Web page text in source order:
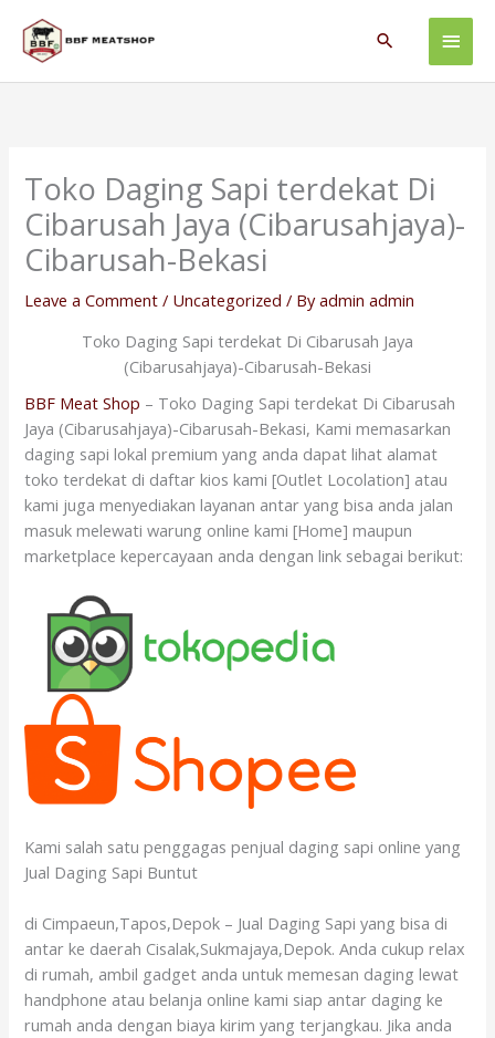
content
Main
Search
Toko Daging Sapi terdekat Di
Cibarusah Jaya (Cibarusahjaya)-
Cibarusah-Bekasi
Leave a Comment / Uncategorized / Byadmin admin
Toko Daging Sapi terdekat Di Cibarusah Jaya
(Cibarusahjaya)-Cibarusah-Bekasi
BBF Meat Shop – Toko Daging Sapi terdekat Di Cibarusah
Jaya (Cibarusahjaya)-Cibarusah-Bekasi, Kami memasarkan
daging sapi lokal premium yang anda dapat lihat alamat
toko terdekat di daftar kios kami [Outlet Locolation] atau
kami juga menyediakan layanan antar yang bisa anda jalan
masuk melewati warung online kami [Home] maupun
marketplace kepercayaan anda dengan link sebagai berikut:
Kami salah satu penggagas penjual daging sapi online yang
Jual Daging Sapi Buntut
di Cimpaeun,Tapos,Depok – Jual Daging Sapi yang bisa di
antar ke daerah Cisalak,Sukmajaya,Depok. Anda cukup relax
di rumah, ambil gadget anda untuk memesan daging lewat
handphone atau belanja online kami siap antar daging ke
rumah anda dengan biaya kirim yang terjangkau. Jika anda